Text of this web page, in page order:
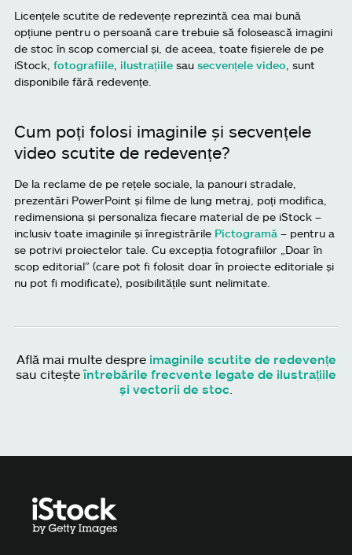
Licențele scutite de redevențe reprezintă cea mai bună
opțiune pentru o persoană care trebuie să folosească imagini
de stoc în scop comercial și, de aceea, toate fișierele de pe
iStock, fotografiile ilustrațiile sau secvențele video , sunt
disponibile fără redevențe.
Cum poți folosi imaginile și secvențele
video scutite de redevențe?
De la reclame de pe rețele sociale, la panouri stradale,
prezentări PowerPoint și filme de lung metraj, poți modifica,
redimensiona și personaliza fiecare material de pe iStock –
inclusiv toate imaginile și înregistrările Pictogramă – pentru a
se potrivi proiectelor tale. Cu excepția fotografiilor „Doar în
scop editorial” (care pot fi folosit doar în proiecte editoriale și
nu pot fi modificate), posibilitățile sunt nelimitate.
Află mai multe despre imaginile scutite de redevențe
sau citeșteîntrebările frecvente legate de ilustrațiile
și vectorii de stoc